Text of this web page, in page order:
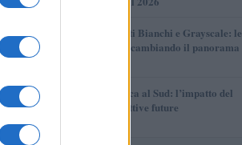
4
Volotea, Certificati Bianchi e Grayscale: le
novità che stanno cambiando il panorama
5
Crescita economica al Sud: l’impatto del
PNRR e le prospettive future